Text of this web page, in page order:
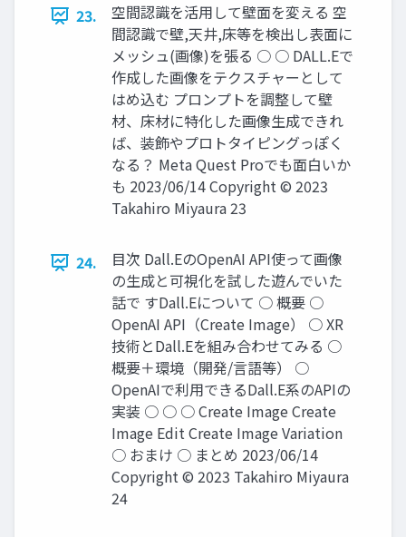
23.
空間認識を活用して壁面を変える 空
間認識で壁,天井,床等を検出し表面に
メッシュ(画像)を張る ○ ○ DALL.Eで
作成した画像をテクスチャーとして
はめ込む プロンプトを調整して壁
材、床材に特化した画像生成できれ
ば、装飾やプロトタイピングっぽく
なる？ Meta Quest Proでも面白いか
も 2023/06/14 Copyright © 2023
Takahiro Miyaura 23
24.
目次 Dall.EのOpenAI API使って画像
の生成と可視化を試した遊んでいた
話で すDall.Eについて ○ 概要 ○
OpenAI API（Create Image） ○ XR
技術とDall.Eを組み合わせてみる ○
概要＋環境（開発/言語等） ○
OpenAIで利用できるDall.E系のAPIの
実装 ○ ○ ○ Create Image Create
Image Edit Create Image Variation
○ おまけ ○ まとめ 2023/06/14
Copyright © 2023 Takahiro Miyaura
24